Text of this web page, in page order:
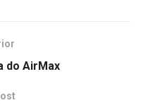
do AirMax